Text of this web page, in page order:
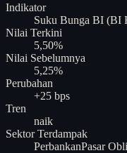
Indikator
Suku Bunga BI (BI
Nilai Terkini
5,50%
Nilai Sebelumnya
5,25%
Perubahan
+25 bps
Tren
naik
Sektor Terdampak
PerbankanPasar